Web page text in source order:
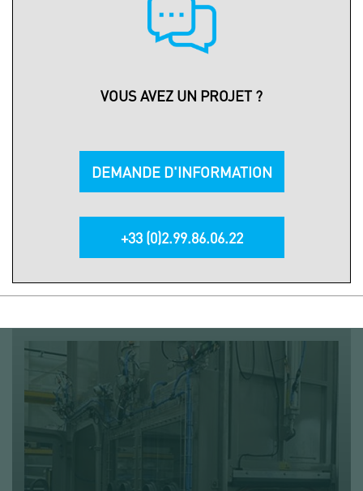
VOUS AVEZ UN PROJET ?
DEMANDE D'INFORMATION
+33 (0)2.99.86.06.22